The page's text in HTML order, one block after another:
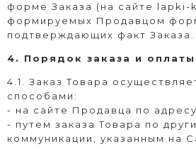
форме Заказа (на сайте lapki-
формируемых Продавцом
подтверждающих факт Заказа.
4. Порядок заказа и
4.1. Заказ Товара
способами:
- на сайте Продавца по
- путем заказа Товара по
коммуникации, указанным на